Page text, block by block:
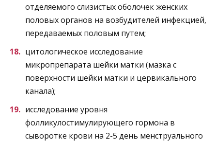
отделяемого слизистых оболочек женских
половых органов на возбудителей инфекцией,
передаваемых половым путем;
цитологическое исследование
микропрепарата шейки матки (мазка с
поверхности шейки матки и цервикального
канала);
исследование уровня
фолликулостимулирующего гормона в
сыворотке крови на 2-5 день менструального